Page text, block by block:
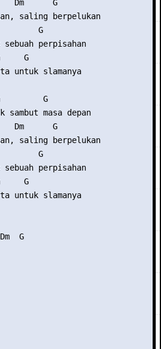
Dm      G
saling berpelukan
G
perpisahan
G
untuk slamanya
G
sambut masa depan
Dm      G
saling berpelukan
G
perpisahan
G
untuk slamanya
G